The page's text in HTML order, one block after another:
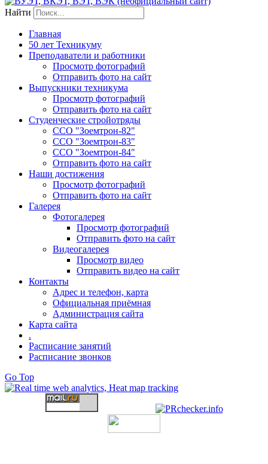
Найти
Главная
50 лет Техникуму
Преподаватели и работники
Просмотр фотографий
Отправить фото на сайт
Выпускники техникума
Просмотр фотографий
Отправить фото на сайт
Студенческие стройотряды
ССО "Зоемтрон-82"
ССО "Зоемтрон-83"
ССО "Зоемтрон-84"
Отправить фото на сайт
Наши достижения
Просмотр фотографий
Отправить фото на сайт
Галерея
Фотогалерея
Просмотр фотографий
Отправить фото на сайт
Видеогалерея
Просмотр видео
Отправить видео на сайт
Контакты
Адрес и телефон, карта
Официальная приёмная
Администрация сайта
Карта сайта
.
Расписание занятий
Расписание звонков
Go Top